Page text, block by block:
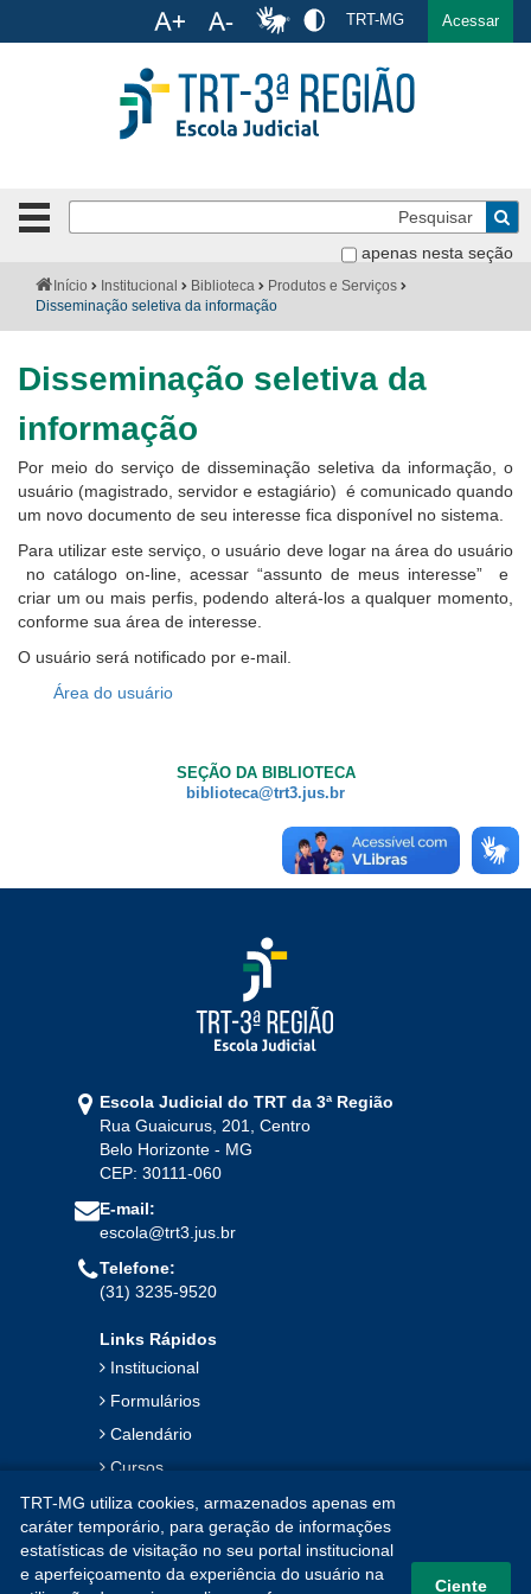
Ir para o menu Ir para a busca Ir para o rodapé
TRT-MG Acessar
Português
apenas nesta seção
Botão
de
clique
ou
o
menu
Institucional
Formulários
Calendário
Cursos
Publicações
Notícias
Contato
Você
está
Início Institucional Biblioteca
Produtos e Serviços
Disseminação seletiva da informação
Disseminação seletiva da
informação
Por meio do serviço de disseminação seletiva da informação, o
usuário (magistrado, servidor e estagiário) é comunicado quando
um novo documento de seu interesse fica disponível no sistema.
Para utilizar este serviço, o usuário deve logar na área do usuário
no catálogo on-line, acessar “assunto de meus interesse” e
criar um ou mais perfis, podendo alterá-los a qualquer momento,
conforme sua área de interesse.
O usuário será notificado por e-mail.
Área do usuário
SEÇÃO DA BIBLIOTECA
biblioteca@trt3.jus.br
Escola Judicial do TRT da 3ª Região
Rua Guaicurus, 201, Centro
Belo Horizonte - MG
CEP: 30111-060
E-mail:
escola@trt3.jus.br
Telefone:
(31) 3235-9520
Links Rápidos
Institucional
Formulários
Calendário
Cursos
Publicações
Notícias
Contato
TRT-MG utiliza cookies, armazenados apenas em
caráter temporário, para geração de informações
estatísticas de visitação no seu portal institucional
e aperfeiçoamento da experiência do usuário na
Ciente